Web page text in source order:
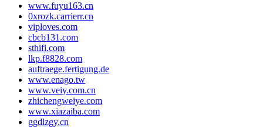
www.fuyu163.cn
0xrozk.carrierr.cn
viploves.com
cbcb131.com
sthifi.com
lkp.f8828.com
auftraege.fertigung.de
www.enago.tw
www.veiy.com.cn
zhichengweiye.com
www.xiazaiba.com
ggdlzgy.cn